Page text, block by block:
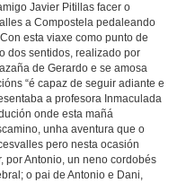
Javier Pitillas facer o
a Compostela pedaleando
esta viaxe como punto de
dos sentidos, realizado por
de Gerardo e se amosa
“é capaz de seguir adiante e
a profesora Inmaculada
onde esta mañá
unha aventura que o
pero nesta ocasión
por Antonio, un neno cordobés
o pai de Antonio e Dani,